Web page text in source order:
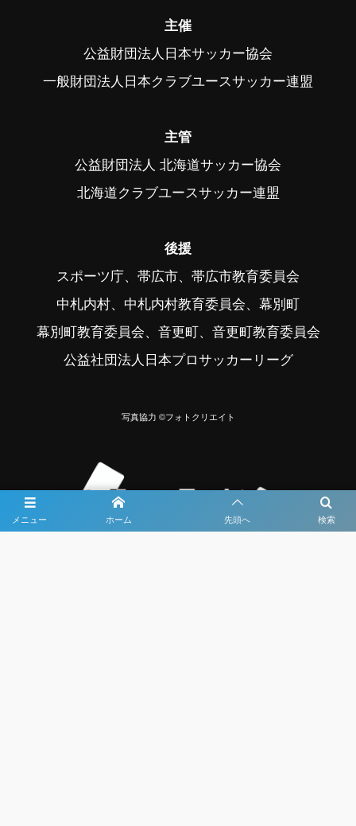
メニュー 検索
ホーム 先頭へ
主催
公益財団法人日本サッカー協会
一般財団法人日本クラブユースサッカー連盟
主管
公益財団法人 北海道サッカー協会
北海道クラブユースサッカー連盟
後援
スポーツ庁、帯広市、帯広市教育委員会
中札内村、中札内村教育委員会、幕別町
幕別町教育委員会、音更町、音更町教育委員会
公益社団法人日本プロサッカーリーグ
写真協力 ©フォトクリエイト